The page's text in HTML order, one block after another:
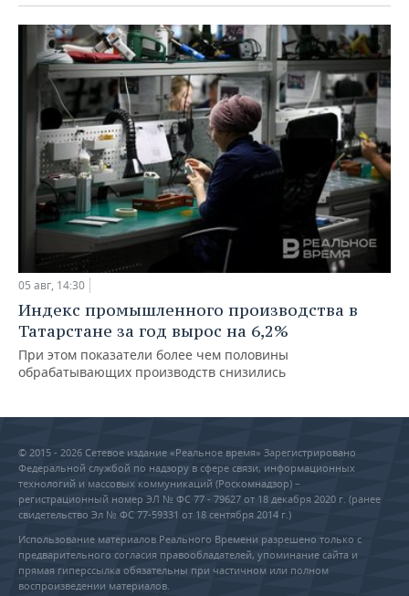
05 авг, 14:30
Индекс промышленного производства в
Татарстане за год вырос на 6,2%
При этом показатели более чем половины
обрабатывающих производств снизились
© 2015 - 2026 Сетевое издание «Реальное время» Зарегистрировано
Федеральной службой по надзору в сфере связи, информационных
технологий и массовых коммуникаций (Роскомнадзор) –
регистрационный номер ЭЛ № ФС 77 - 79627 от 18 декабря 2020 г. (ранее
свидетельство Эл № ФС 77-59331 от 18 сентября 2014 г.)
Использование материалов Реального Времени разрешено только с
предварительного согласия правообладателей, упоминание сайта и
прямая гиперссылка обязательны при частичном или полном
воспроизведении материалов.